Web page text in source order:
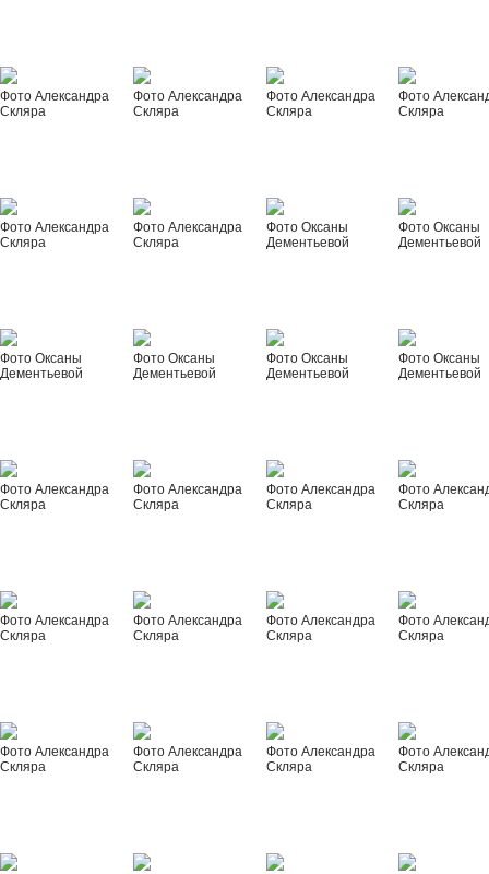
Фото Александра
Скляра
Фото Александра
Скляра
Фото Александра
Скляра
Фото
Скляра
Фото Александра
Скляра
Фото Александра
Скляра
Фото Оксаны
Дементьевой
Фото Оксаны
Дементьевой
Фото Оксаны
Дементьевой
Фото Оксаны
Дементьевой
Фото Оксаны
Дементьевой
Фото Оксаны
Дементьевой
Фото Александра
Скляра
Фото Александра
Скляра
Фото Александра
Скляра
Фото
Скляра
Фото Александра
Скляра
Фото Александра
Скляра
Фото Александра
Скляра
Фото
Скляра
Фото Александра
Скляра
Фото Александра
Скляра
Фото Александра
Скляра
Фото
Скляра